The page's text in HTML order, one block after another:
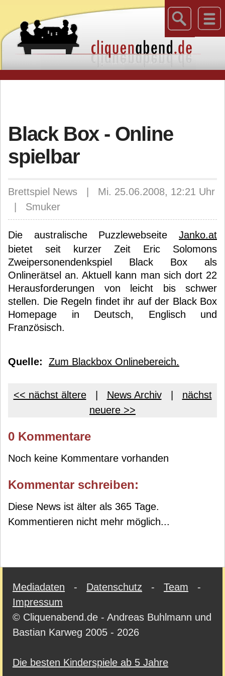
Black Box - Online
spielbar
Brettspiel News | Mi. 25.06.2008, 12:21 Uhr
| Smuker
Die australische Puzzlewebseite Janko.at
bietet seit kurzer Zeit Eric Solomons
Zweipersonendenkspiel Black Box als
Onlinerätsel an. Aktuell kann man sich dort 22
Herausforderungen von leicht bis schwer
stellen. Die Regeln findet ihr auf der Black Box
Homepage in Deutsch, Englisch und
Französisch.
Quelle: Zum Blackbox Onlinebereich.
<< nächst ältere| News Archiv| nächst
neuere >>
0 Kommentare
Noch keine Kommentare vorhanden
Kommentar schreiben:
Diese News ist älter als 365 Tage.
Kommentieren nicht mehr möglich...
Mediadaten - Datenschutz - Team -
Impressum
© Cliquenabend.de - Andreas Buhlmann und
Bastian Karweg 2005 - 2026
Die besten Kinderspiele ab 5 Jahre